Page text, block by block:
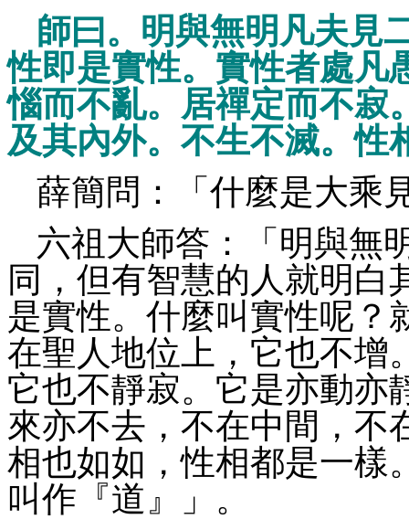
師曰。明與無明凡夫見
性即是實性。實性者處凡
惱而不亂。居禪定而不寂
及其內外。不生不滅。性
薛簡問：「什麼是大乘
六祖大師答：「明與無
同，但有智慧的人就明白
是實性。什麼叫實性呢？
在聖人地位上，它也不增
它也不靜寂。它是亦動亦
來亦不去，不在中間，不
相也如如，性相都是一樣
叫作『道』」。